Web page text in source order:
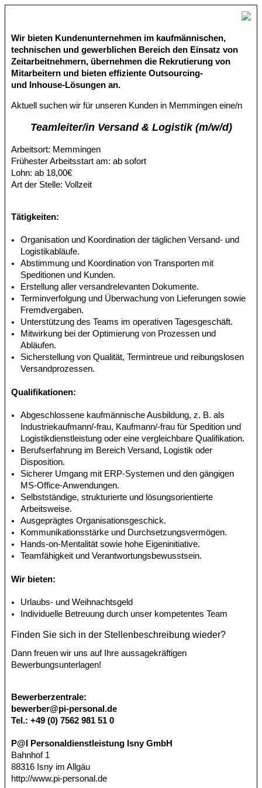
Wir bieten Kundenunternehmen im kaufmännischen,
technischen und gewerblichen Bereich den Einsatz von
Zeitarbeitnehmern, übernehmen die Rekrutierung von
Mitarbeitern und bieten effiziente Outsourcing-
und Inhouse-Lösungen an.
Aktuell suchen wir für unseren Kunden in Memmingen eine/n
Teamleiter/in Versand & Logistik (m/w/d)
Arbeitsort: Memmingen
Frühester Arbeitsstart am: ab sofort
Lohn: ab 18,00€
Art der Stelle: Vollzeit
Tätigkeiten:
Organisation und Koordination der täglichen Versand- und
Logistikabläufe.
Abstimmung und Koordination von Transporten mit
Speditionen und Kunden.
Erstellung aller versandrelevanten Dokumente.
Terminverfolgung und Überwachung von Lieferungen sowie
Fremdvergaben.
Unterstützung des Teams im operativen Tagesgeschäft.
Mitwirkung bei der Optimierung von Prozessen und
Abläufen.
Sicherstellung von Qualität, Termintreue und reibungslosen
Versandprozessen.
Qualifikationen:
Abgeschlossene kaufmännische Ausbildung, z. B. als
Industriekaufmann/-frau, Kaufmann/-frau für Spedition und
Logistikdienstleistung oder eine vergleichbare Qualifikation.
Berufserfahrung im Bereich Versand, Logistik oder
Disposition.
Sicherer Umgang mit ERP-Systemen und den gängigen
MS-Office-Anwendungen.
Selbstständige, strukturierte und lösungsorientierte
Arbeitsweise.
Ausgeprägtes Organisationsgeschick.
Kommunikationsstärke und Durchsetzungsvermögen.
Hands-on-Mentalität sowie hohe Eigeninitiative.
Teamfähigkeit und Verantwortungsbewusstsein.
Wir bieten:
Urlaubs- und Weihnachtsgeld
Individuelle Betreuung durch unser kompetentes Team
Finden Sie sich in der Stellenbeschreibung wieder?
Dann freuen wir uns auf Ihre aussagekräftigen
Bewerbungsunterlagen!
Bewerberzentrale:
bewerber@pi-personal.de
Tel.: +49 (0) 7562 981 51 0
P@I Personaldienstleistung Isny GmbH
Bahnhof 1
88316 Isny im Allgäu
http://www.pi-personal.de